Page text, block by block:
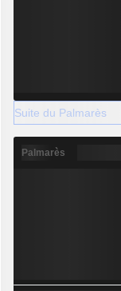
Suite du Palmarès
Palmarès